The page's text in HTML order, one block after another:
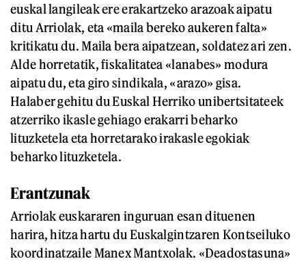
euskal langileak ere erakartzeko arazoak aipatu
ditu Arriolak, eta «maila bereko aukeren falta»
kritikatu du. Maila bera aipatzean, soldatez ari zen.
Alde horretatik, fiskalitatea «lanabes» modura
aipatu du, eta giro sindikala, «arazo» gisa.
Halaber gehitu du Euskal Herriko unibertsitateek
atzerriko ikasle gehiago erakarri beharko
lituzketela eta horretarako irakasle egokiak
beharko lituzketela.
Erantzunak
Arriolak euskararen inguruan esan dituenen
harira, hitza hartu du Euskalgintzaren Kontseiluko
koordinatzaile Manex Mantxolak. «Deadostasuna»